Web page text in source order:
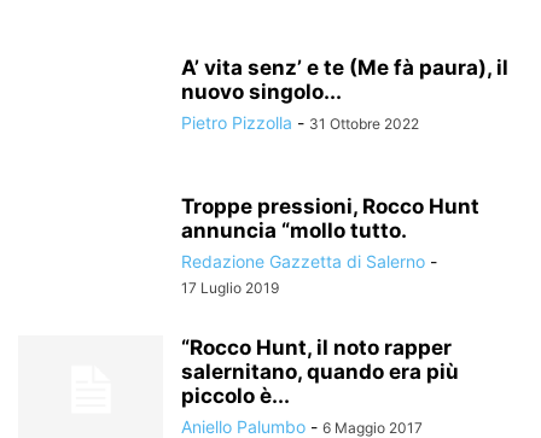
A’ vita senz’ e te (Me fà paura), il
nuovo singolo...
Pietro Pizzolla - 31 Ottobre 2022
Troppe pressioni, Rocco Hunt
annuncia “mollo tutto.
Redazione Gazzetta di Salerno -
17 Luglio 2019
“Rocco Hunt, il noto rapper
salernitano, quando era più
piccolo è...
Aniello Palumbo - 6 Maggio 2017